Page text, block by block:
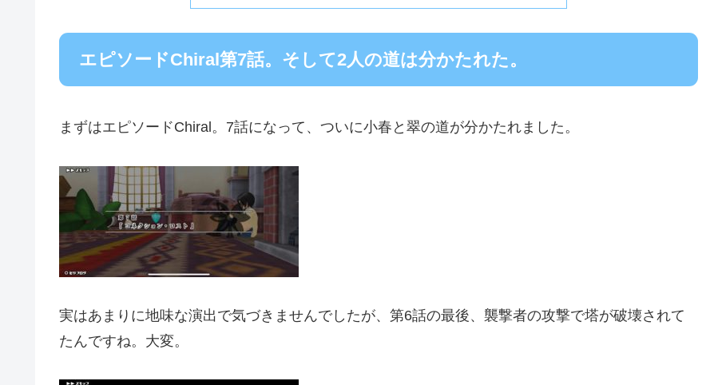
エピソードChiral第7話。そして2人の道は分かたれた。
まずはエピソードChiral。7話になって、ついに小春と翠の道が分かたれました。
実はあまりに地味な演出で気づきませんでしたが、第6話の最後、襲撃者の攻撃で塔が破壊されて
たんですね。大変。